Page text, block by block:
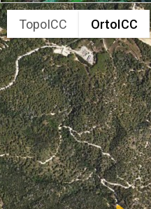
TopoICC OrtoICC